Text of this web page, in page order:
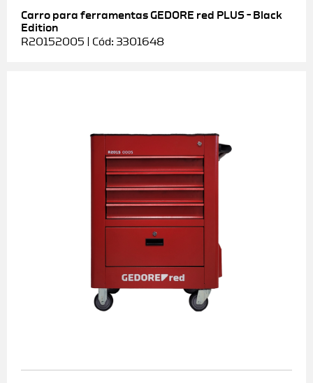
Carro para ferramentas GEDORE red PLUS – Black
Edition
R20152005 | Cód: 3301648